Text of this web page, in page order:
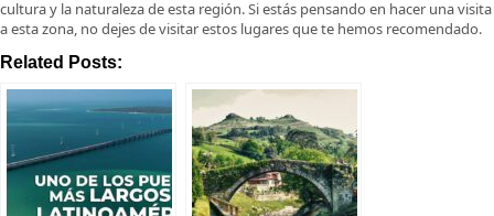
cultura y la naturaleza de esta región. Si estás pensando en hacer una visita
a esta zona, no dejes de visitar estos lugares que te hemos recomendado.
Related Posts: